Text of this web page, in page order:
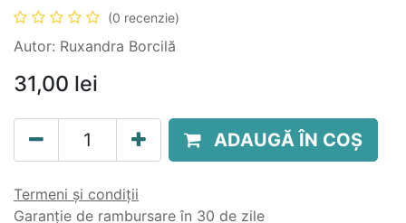
(0 recenzie)
Autor: Ruxandra Borcilă
31,00 lei
ADAUGĂ ÎN COȘ
Termeni și condiții
Garanție de rambursare în 30 de zile